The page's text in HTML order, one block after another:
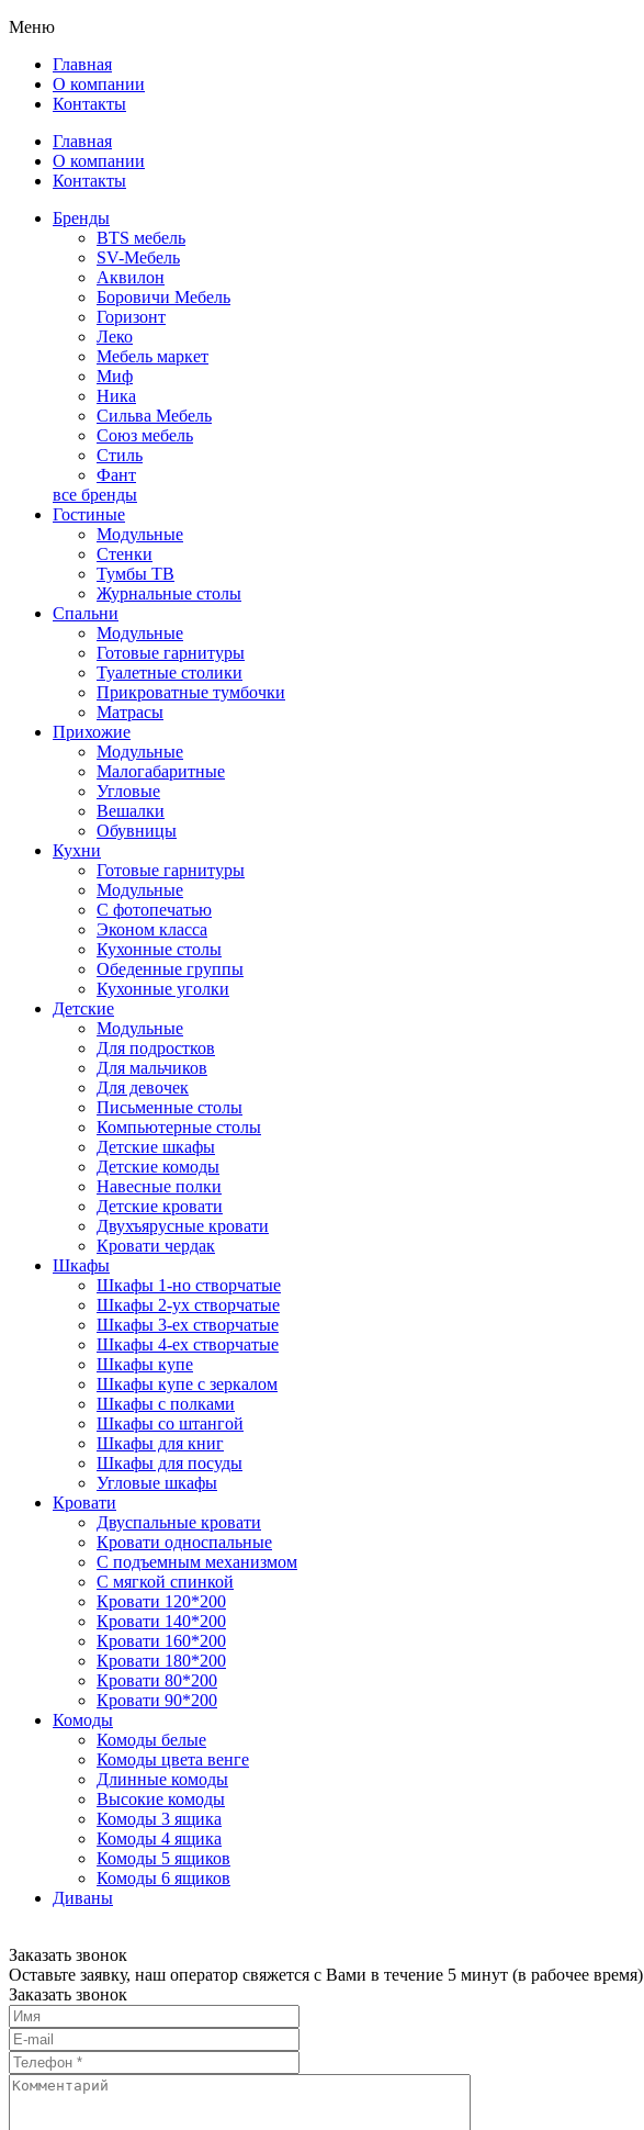
Меню
Главная
О компании
Контакты
Главная
О компании
Контакты
Бренды
BTS мебель
SV-Мебель
Аквилон
Боровичи Мебель
Горизонт
Леко
Мебель маркет
Миф
Ника
Сильва Мебель
Союз мебель
Стиль
Фант
все бренды
Гостиные
Модульные
Стенки
Тумбы ТВ
Журнальные столы
Спальни
Модульные
Готовые гарнитуры
Туалетные столики
Прикроватные тумбочки
Матрасы
Прихожие
Модульные
Малогабаритные
Угловые
Вешалки
Обувницы
Кухни
Готовые гарнитуры
Модульные
С фотопечатью
Эконом класса
Кухонные столы
Обеденные группы
Кухонные уголки
Детские
Модульные
Для подростков
Для мальчиков
Для девочек
Письменные столы
Компьютерные столы
Детские шкафы
Детские комоды
Навесные полки
Детские кровати
Двухъярусные кровати
Кровати чердак
Шкафы
Шкафы 1-но створчатые
Шкафы 2-ух створчатые
Шкафы 3-ех створчатые
Шкафы 4-ех створчатые
Шкафы купе
Шкафы купе с зеркалом
Шкафы с полками
Шкафы со штангой
Шкафы для книг
Шкафы для посуды
Угловые шкафы
Кровати
Двуспальные кровати
Кровати односпальные
С подъемным механизмом
С мягкой спинкой
Кровати 120*200
Кровати 140*200
Кровати 160*200
Кровати 180*200
Кровати 80*200
Кровати 90*200
Комоды
Комоды белые
Комоды цвета венге
Длинные комоды
Высокие комоды
Комоды 3 ящика
Комоды 4 ящика
Комоды 5 ящиков
Комоды 6 ящиков
Диваны
Заказать звонок
Оставьте заявку, наш оператор свяжется с Вами в течение 5 минут (в рабочее время)
Заказать звонок